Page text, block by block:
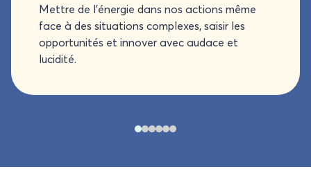
Mettre de l’énergie dans nos actions même
face à des situations complexes, saisir les
opportunités et innover avec audace et
lucidité.